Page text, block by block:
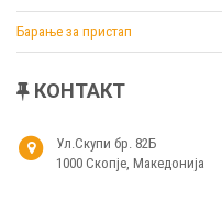
Барање за пристап
КОНТАКТ
Ул.Скупи бр. 82Б
1000 Скопје, Македонија